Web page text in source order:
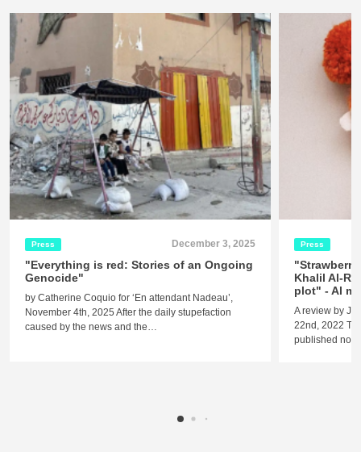
Press December 3, 2025
"Everything is red: Stories of an Ongoing
Genocide"
by Catherine Coquio for ‘En attendant Nadeau’,
November 4th, 2025 After the daily stupefaction
caused by the news and the…
Press
Khalil Al-
plot" - Al
A review by
22nd, 2022
published